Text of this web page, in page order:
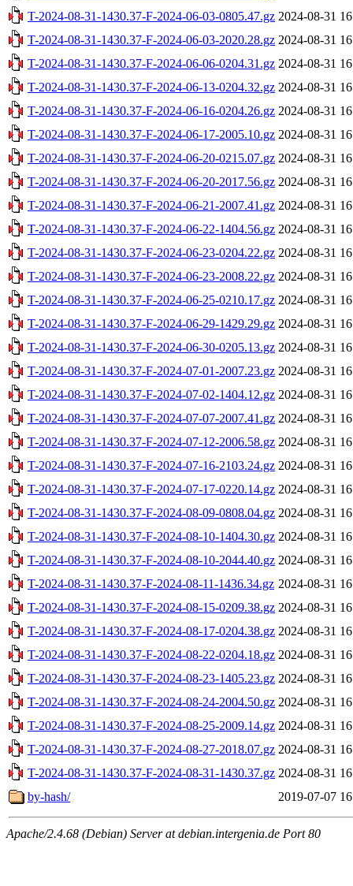
T-2024-08-31-1430.37-F-2024-06-03-0805.47.gz 2024-08-31
T-2024-08-31-1430.37-F-2024-06-03-2020.28.gz 2024-08-31
T-2024-08-31-1430.37-F-2024-06-06-0204.31.gz 2024-08-31
T-2024-08-31-1430.37-F-2024-06-13-0204.32.gz 2024-08-31
T-2024-08-31-1430.37-F-2024-06-16-0204.26.gz 2024-08-31
T-2024-08-31-1430.37-F-2024-06-17-2005.10.gz 2024-08-31
T-2024-08-31-1430.37-F-2024-06-20-0215.07.gz 2024-08-31
T-2024-08-31-1430.37-F-2024-06-20-2017.56.gz 2024-08-31
T-2024-08-31-1430.37-F-2024-06-21-2007.41.gz 2024-08-31
T-2024-08-31-1430.37-F-2024-06-22-1404.56.gz 2024-08-31
T-2024-08-31-1430.37-F-2024-06-23-0204.22.gz 2024-08-31
T-2024-08-31-1430.37-F-2024-06-23-2008.22.gz 2024-08-31
T-2024-08-31-1430.37-F-2024-06-25-0210.17.gz 2024-08-31
T-2024-08-31-1430.37-F-2024-06-29-1429.29.gz 2024-08-31
T-2024-08-31-1430.37-F-2024-06-30-0205.13.gz 2024-08-31
T-2024-08-31-1430.37-F-2024-07-01-2007.23.gz 2024-08-31
T-2024-08-31-1430.37-F-2024-07-02-1404.12.gz 2024-08-31
T-2024-08-31-1430.37-F-2024-07-07-2007.41.gz 2024-08-31
T-2024-08-31-1430.37-F-2024-07-12-2006.58.gz 2024-08-31
T-2024-08-31-1430.37-F-2024-07-16-2103.24.gz 2024-08-31
T-2024-08-31-1430.37-F-2024-07-17-0220.14.gz 2024-08-31
T-2024-08-31-1430.37-F-2024-08-09-0808.04.gz 2024-08-31
T-2024-08-31-1430.37-F-2024-08-10-1404.30.gz 2024-08-31
T-2024-08-31-1430.37-F-2024-08-10-2044.40.gz 2024-08-31
T-2024-08-31-1430.37-F-2024-08-11-1436.34.gz 2024-08-31
T-2024-08-31-1430.37-F-2024-08-15-0209.38.gz 2024-08-31
T-2024-08-31-1430.37-F-2024-08-17-0204.38.gz 2024-08-31
T-2024-08-31-1430.37-F-2024-08-22-0204.18.gz 2024-08-31
T-2024-08-31-1430.37-F-2024-08-23-1405.23.gz 2024-08-31
T-2024-08-31-1430.37-F-2024-08-24-2004.50.gz 2024-08-31
T-2024-08-31-1430.37-F-2024-08-25-2009.14.gz 2024-08-31
T-2024-08-31-1430.37-F-2024-08-27-2018.07.gz 2024-08-31
T-2024-08-31-1430.37-F-2024-08-31-1430.37.gz 2024-08-31
by-hash/
2019-07-07
Apache/2.4.68 (Debian) Server at debian.intergenia.de Port 80